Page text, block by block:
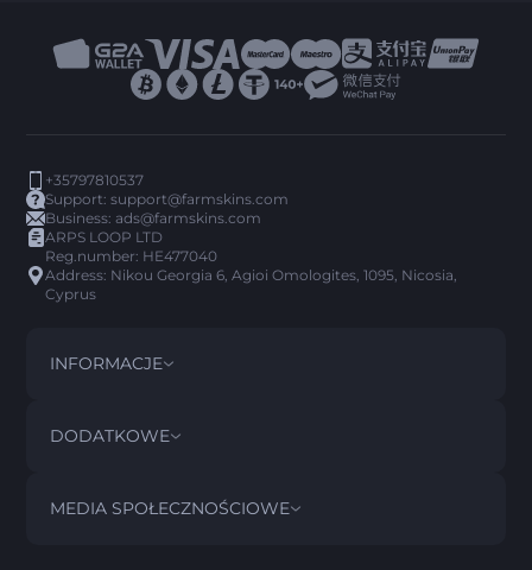
+35797810537
Support:support@farmskins.com
Business:ads@farmskins.com
ARPS LOOP LTD
Reg.number: HE477040
Address: Nikou Georgia 6, Agioi Omologites, 1095, Nicosia,
Cyprus
INFORMACJE
REGULAMIN
POLITYKA ZWROTÓW CONTACT US
DODATKOWE
FAQ
MEDIA SPOŁECZNOŚCIOWE